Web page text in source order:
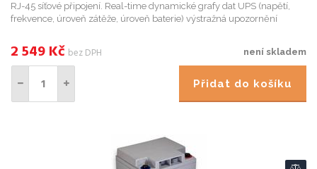
RJ-45 síťové připojení. Real-time dynamické grafy dat UPS (napětí,
frekvence, úroveň zátěže, úroveň baterie) výstražná upozornění
není skladem
2 549Kč bez DPH
Přidat do košíku